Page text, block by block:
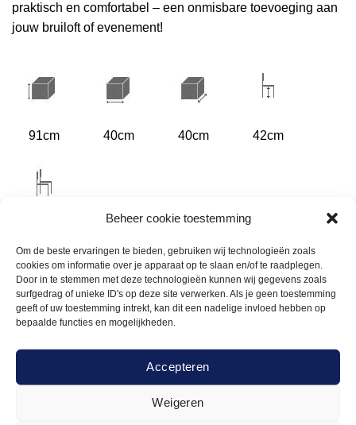
Beheer cookie toestemming
Om de beste ervaringen te bieden, gebruiken wij technologieën zoals
cookies om informatie over je apparaat op te slaan en/of te raadplegen.
Door in te stemmen met deze technologieën kunnen wij gegevens zoals
surfgedrag of unieke ID's op deze site verwerken. Als je geen toestemming
geeft of uw toestemming intrekt, kan dit een nadelige invloed hebben op
bepaalde functies en mogelijkheden.
Accepteren
Weigeren
praktisch en comfortabel – een onmisbare toevoeging aan
jouw bruiloft of evenement!
91cm 40cm 40cm 42cm
Gerelateerde
producten